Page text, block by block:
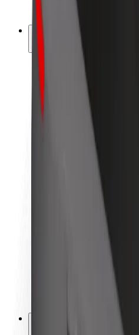
Franšízy
O společnosti Bolt
Udržitelnost podle Boltu
Projekt Zero
Tiskové centrum
Pokyny ke značce
Vztahy s investory